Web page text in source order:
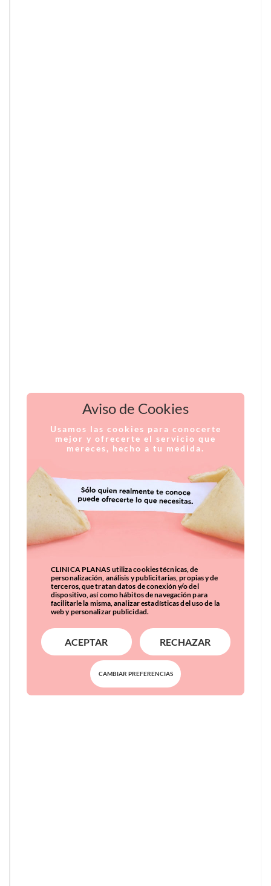
Aviso de Cookies
Usamos las cookies para conocerte
mejor y ofrecerte el servicio que
mereces, hecho a tu medida.
CLINICA PLANAS utiliza cookies técnicas, de
personalización, análisis y publicitarias, propias y de
terceros, que tratan datos de conexión y/o del
dispositivo, así como hábitos de navegación para
facilitarle la misma, analizar estadísticas del uso de la
web y personalizar publicidad.
ACEPTAR RECHAZAR
CAMBIAR PREFERENCIAS